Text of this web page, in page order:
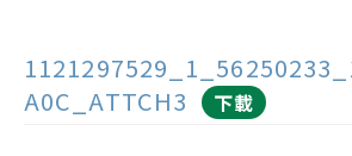
A0C_ATTCH3
下載